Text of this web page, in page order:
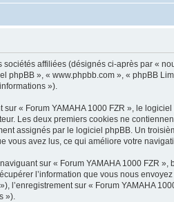
affiliées (désignés ci-après par «
phpBB », « www.phpbb.com », « phpBB
»).
« Forum YAMAHA 1000 FZR », le
Les deux premiers cookies ne
assignés par le logiciel phpBB. Un
vous avez lus, ce qui améliore votre
sur « Forum YAMAHA 1000 FZR
l’information que vous nous
l’enregistrement sur « Forum YAMAHA
»).